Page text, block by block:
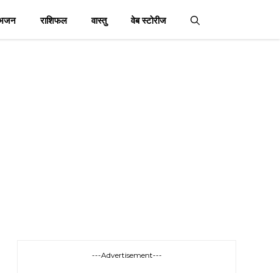
राशिफल वास्तु वेब स्टोरीज
---Advertisement---